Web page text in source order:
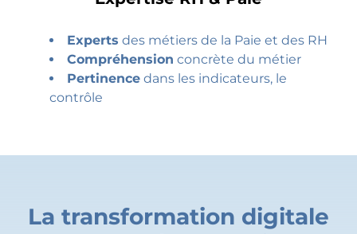
Experts des métiers de la Paie et des RH
Compréhension concrète du métier
Pertinence dans les indicateurs, le
contrôle
La transformation digitale